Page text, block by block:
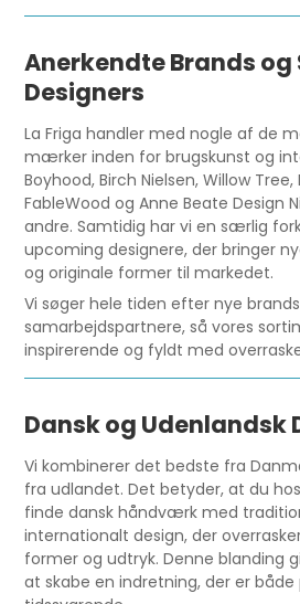
Anerkendte Brands
Designers
La Friga handler med nogle af de
mærker inden for brugskunst og
Boyhood, Birch Nielsen, Willow
FableWood og Anne Beate Design
andre. Samtidig har vi en særlig
upcoming designere, der bringer
og originale former til markedet.
Vi søger hele tiden efter nye
samarbejdspartnere, så vores
inspirerende og fyldt med
Dansk og Udenlandsk
Vi kombinerer det bedste fra
fra udlandet. Det betyder, at du
finde dansk håndværk med
internationalt design, der
former og udtryk. Denne blanding
at skabe en indretning, der er både